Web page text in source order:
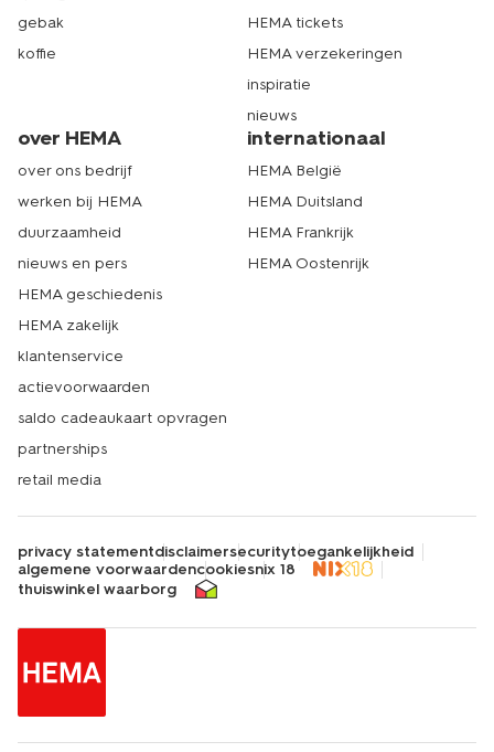
gebak
koffie
HEMA tickets
HEMA verzekeringen
inspiratie
nieuws
over HEMA
over ons bedrijf
werken bij HEMA
duurzaamheid
nieuws en pers
HEMA geschiedenis
HEMA zakelijk
klantenservice
actievoorwaarden
saldo cadeaukaart opvragen
partnerships
retail media
internationaal
HEMA België
HEMA Duitsland
HEMA Frankrijk
HEMA Oostenrijk
privacy statementdisclaimersecuritytoegankelijkheid
algemene voorwaardencookiesnix 18
thuiswinkel waarborg